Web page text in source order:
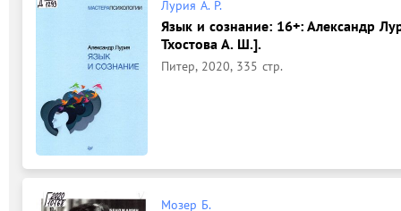
Лурия А. Р.
Язык и сознание: 16+: Александр
Тхостова А. Ш.].
Питер, 2020, 335 стр.
Мозер Б.